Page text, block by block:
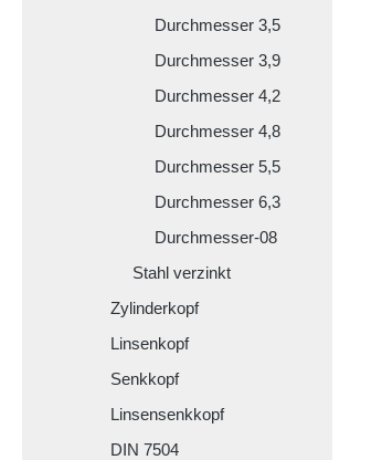
Durchmesser 3,5
Durchmesser 3,9
Durchmesser 4,2
Durchmesser 4,8
Durchmesser 5,5
Durchmesser 6,3
Durchmesser-08
Stahl verzinkt
Zylinderkopf
Linsenkopf
Senkkopf
Linsensenkkopf
DIN 7504